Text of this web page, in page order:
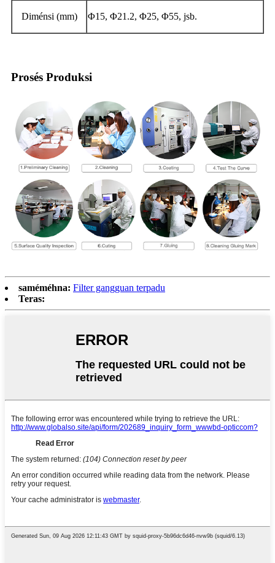
Diménsi (mm) Φ15, Φ21.2, Φ25, Φ55, jsb.
Prosés Produksi
saméméhna: Filter gangguan terpadu
Teras: